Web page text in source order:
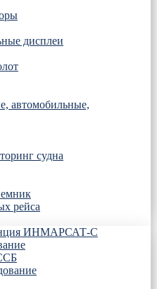
дисплеи
автомобильные,
судна
рейса
ИНМАРСАТ-С